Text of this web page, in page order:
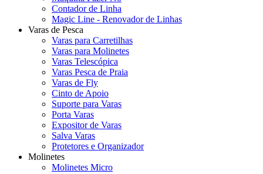
Contador de Linha
Magic Line - Renovador de Linhas
Varas de Pesca
Varas para Carretilhas
Varas para Molinetes
Varas Telescópica
Varas Pesca de Praia
Varas de Fly
Cinto de Apoio
Suporte para Varas
Porta Varas
Expositor de Varas
Salva Varas
Protetores e Organizador
Molinetes
Molinetes Micro